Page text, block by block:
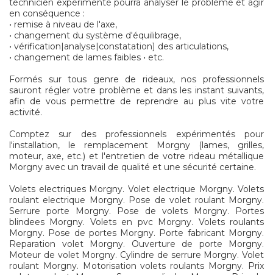
technicien expérimenté pourra analyser le problème et agir
en conséquence :
• remise à niveau de l'axe,
• changement du système d'équilibrage,
• vérification|analyse|constatation] des articulations,
• changement de lames faibles • etc.
Formés sur tous genre de rideaux, nos professionnels
sauront régler votre problème et dans les instant suivants,
afin de vous permettre de reprendre au plus vite votre
activité.
Comptez sur des professionnels expérimentés pour
l'installation, le remplacement Morgny (lames, grilles,
moteur, axe, etc.) et l'entretien de votre rideau métallique
Morgny avec un travail de qualité et une sécurité certaine.
Volets electriques Morgny. Volet electrique Morgny. Volets
roulant electrique Morgny. Pose de volet roulant Morgny.
Serrure porte Morgny. Pose de volets Morgny. Portes
blindees Morgny. Volets en pvc Morgny. Volets roulants
Morgny. Pose de portes Morgny. Porte fabricant Morgny.
Reparation volet Morgny. Ouverture de porte Morgny.
Moteur de volet Morgny. Cylindre de serrure Morgny. Volet
roulant Morgny. Motorisation volets roulants Morgny. Prix